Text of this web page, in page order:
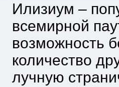
Илизиум –
всемирной
возможность
количество
лучную